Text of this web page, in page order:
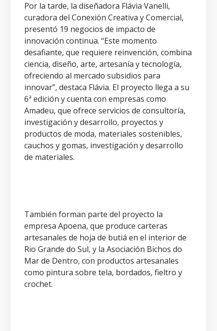
Por la tarde, la diseñadora Flávia Vanelli,
curadora del Conexión Creativa y Comercial,
presentó 19 negocios de impacto de
innovación continua. “Este momento
desafiante, que requiere reinvención, combina
ciencia, diseño, arte, artesanía y tecnología,
ofreciendo al mercado subsidios para
innovar”, destaca Flávia. El proyecto llega a su
6ª edición y cuenta con empresas como
Amadeu, que ofrece servicios de consultoría,
investigación y desarrollo, proyectos y
productos de moda, materiales sostenibles,
cauchos y gomas, investigación y desarrollo
de materiales.
También forman parte del proyecto la
empresa Apoena, que produce carteras
artesanales de hoja de butiá en el interior de
Rio Grande do Sul, y la Asociación Bichos do
Mar de Dentro, con productos artesanales
como pintura sobre tela, bordados, fieltro y
crochet.